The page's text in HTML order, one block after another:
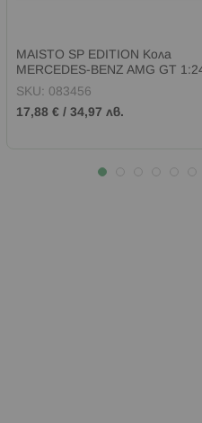
MAISTO SP EDITION Кола
MERCEDES-BENZ AMG GT
Черна
SKU: 083456
17,88 € / 34,97 лв.